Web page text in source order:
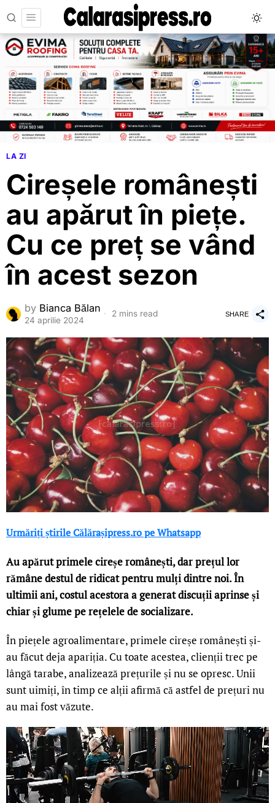
LA ZI
Cireșele românești
au apărut în piețe.
Cu ce preț se vând
în acest sezon
by Bianca Bălan
24 aprilie 2024
2 mins read SHARE
Urmăriți știrile Călărașipress.ro pe Whatsapp
Au apărut primele cireșe românești, dar prețul lor
rămâne destul de ridicat pentru mulți dintre noi. În
ultimii ani, costul acestora a generat discuții aprinse și
chiar și glume pe rețelele de socializare.
În piețele agroalimentare, primele cireșe românești și-
au făcut deja apariția. Cu toate acestea, clienții trec pe
lângă tarabe, analizează prețurile și nu se opresc. Unii
sunt uimiți, în timp ce alții afirmă că astfel de prețuri nu
au mai fost văzute.